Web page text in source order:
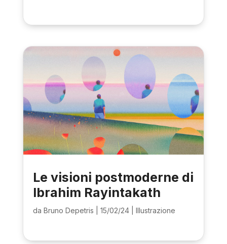
Le visioni postmoderne di
Ibrahim Rayintakath
da Bruno Depetris 15/02/24| Illustrazione